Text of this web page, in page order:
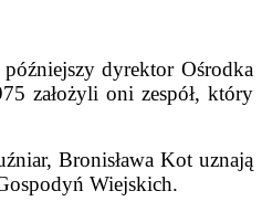
dyrektor Ośrodka
założyli oni zespół, który
Bronisława Kot uznają
Wiejskich.